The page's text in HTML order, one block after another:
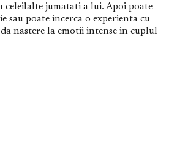
celeilalte jumatati a lui. Apoi poate
sau poate incerca o experienta cu
nastere la emotii intense in cuplul